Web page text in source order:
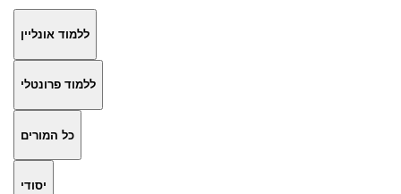
ללמוד אונליין
ללמוד פרונטלי
כל המורים
יסודי